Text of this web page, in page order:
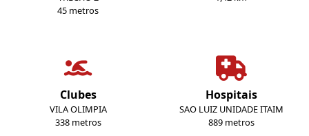
45 metros
Clubes
VILA OLIMPIA
338 metros
Hospitais
SAO LUIZ UNIDADE ITAIM
889 metros